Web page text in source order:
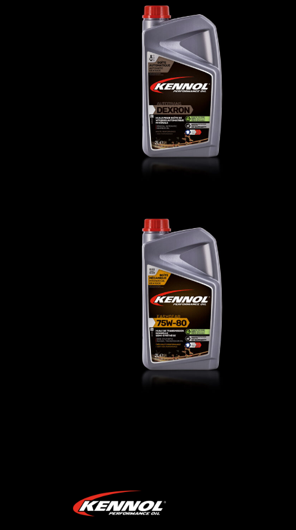
AUTOTRANS DEXRON
AUTO , Huiles de transmission
EASYGEAR 75W-80
AUTO , Huiles de transmission